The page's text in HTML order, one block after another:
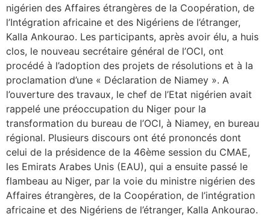
nigérien des Affaires étrangères de la Coopération, de
l’Intégration africaine et des Nigériens de l’étranger,
Kalla Ankourao. Les participants, après avoir élu, a huis
clos, le nouveau secrétaire général de l’OCI, ont
procédé à l’adoption des projets de résolutions et à la
proclamation d’une « Déclaration de Niamey ». A
l’ouverture des travaux, le chef de l’Etat nigérien avait
rappelé une préoccupation du Niger pour la
transformation du bureau de l’OCI, à Niamey, en bureau
régional. Plusieurs discours ont été prononcés dont
celui de la présidence de la 46ème session du CMAE,
les Emirats Arabes Unis (EAU), qui a ensuite passé le
flambeau au Niger, par la voie du ministre nigérien des
Affaires étrangères, de la Coopération, de l’intégration
africaine et des Nigériens de l’étranger, Kalla Ankourao.